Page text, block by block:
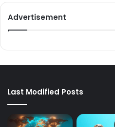
Advertisement
Last Modified Posts